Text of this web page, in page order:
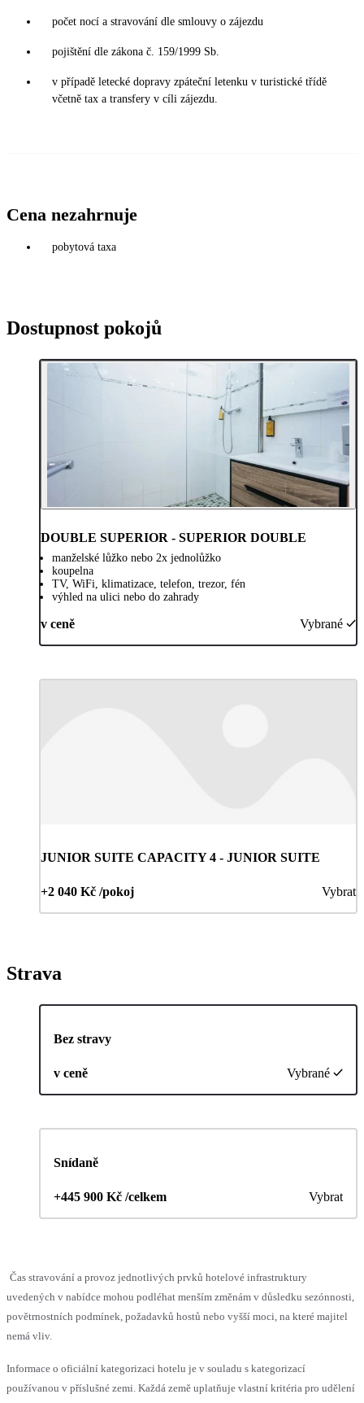
počet nocí a stravování dle smlouvy o zájezdu
pojištění dle zákona č. 159/1999 Sb.
v případě letecké dopravy zpáteční letenku v turistické třídě
včetně tax a transfery v cíli zájezdu.
Cena nezahrnuje
pobytová taxa
Dostupnost pokojů
DOUBLE SUPERIOR - SUPERIOR DOUBLE
manželské lůžko nebo 2x jednolůžko
koupelna
TV, WiFi, klimatizace, telefon, trezor, fén
výhled na ulici nebo do zahrady
v ceně Vybrané
JUNIOR SUITE CAPACITY 4 - JUNIOR SUITE
+2 040 Kč /pokoj Vybrat
Strava
Bez stravy
v ceně Vybrané
Snídaně
+445 900 Kč /celkem Vybrat
Čas stravování a provoz jednotlivých prvků hotelové infrastruktury
uvedených v nabídce mohou podléhat menším změnám v důsledku sezónnosti,
povětrnostních podmínek, požadavků hostů nebo vyšší moci, na které majitel
nemá vliv.
Informace o oficiální kategorizaci hotelu je v souladu s kategorizací
používanou v příslušné zemi. Každá země uplatňuje vlastní kritéria pro udělení